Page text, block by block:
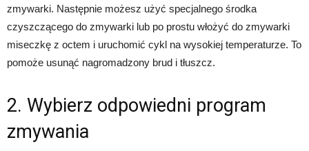
zmywarki. Następnie możesz użyć specjalnego środka
czyszczącego do zmywarki lub po prostu włożyć do zmywarki
miseczkę z octem i uruchomić cykl na wysokiej temperaturze. To
pomoże usunąć nagromadzony brud i tłuszcz.
2. Wybierz odpowiedni program
zmywania